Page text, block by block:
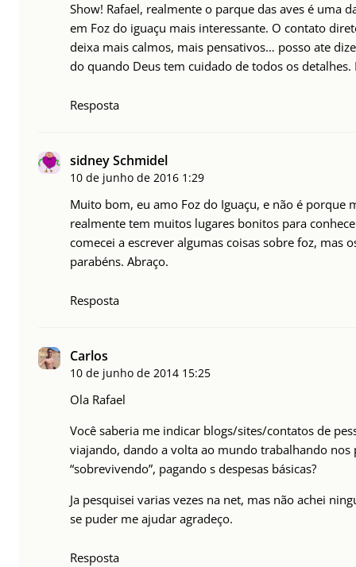
Show! Rafael, realmente o parque das aves é uma
em Foz do iguaçu mais interessante. O contato
deixa mais calmos, mais pensativos… posso ate
do quando Deus tem cuidado de todos os detalhes.
Resposta
sidney Schmidel
10 de junho de 2016 1:29
Muito bom, eu amo Foz do Iguaçu, e não é porque
realmente tem muitos lugares bonitos para
comecei a escrever algumas coisas sobre foz, mas
parabéns. Abraço.
Resposta
Carlos
10 de junho de 2014 15:25
Ola Rafael
Você saberia me indicar blogs/sites/contatos de
viajando, dando a volta ao mundo trabalhando nos
“sobrevivendo”, pagando s despesas básicas?
Ja pesquisei varias vezes na net, mas não achei
se puder me ajudar agradeço.
Resposta